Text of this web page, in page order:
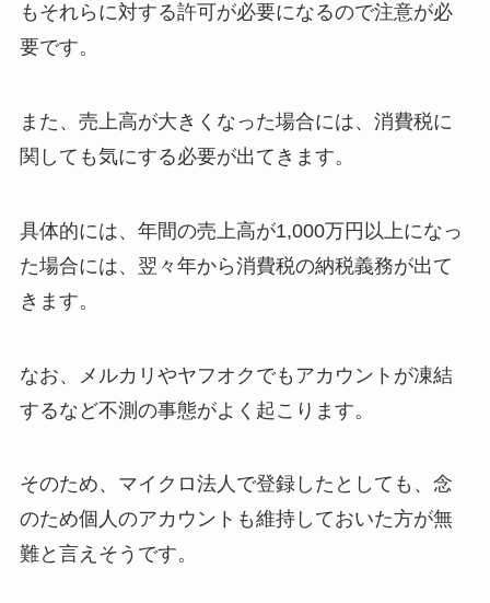
もそれらに対する許可が必要になるので注意が必
要です。
また、売上高が大きくなった場合には、消費税に
関しても気にする必要が出てきます。
具体的には、年間の売上高が1,000万円以上になっ
た場合には、翌々年から消費税の納税義務が出て
きます。
なお、メルカリやヤフオクでもアカウントが凍結
するなど不測の事態がよく起こります。
そのため、マイクロ法人で登録したとしても、念
のため個人のアカウントも維持しておいた方が無
難と言えそうです。